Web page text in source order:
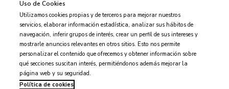
© 2026 J&J Brothers - Todos los derechos reservados
Condiciones de venta
Uso de Cookies
Utilizamos cookies propias y de terceros para mejorar nuestros
servicios, elaborar información estadística, analizar sus hábitos de
navegación, inferir grupos de interés, crear un perfil de sus intereses y
mostrarle anuncios relevantes en otros sitios. Esto nos permite
personalizar el contenido que ofrecemos y obtener información sobre
qué secciones suscitan interés, permitiéndonos además mejorar la
página web y su seguridad.
Política de cookies